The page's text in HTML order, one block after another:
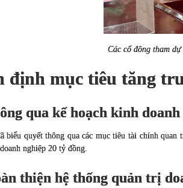
Các cổ đông tham
định mục tiêu tăng
qua kế hoạch kinh doanh
biểu quyết thông qua các mục tiêu tài chính
nghiệp 20 tỷ đồng.
thiện hệ thống quản trị